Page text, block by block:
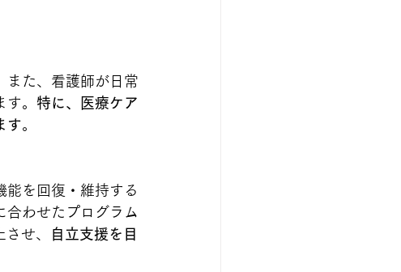
また、看護師が日常
。 特に、医療ケア
す。
能を回復・維持する
合わせたプログラム
せ、
自立支援を目